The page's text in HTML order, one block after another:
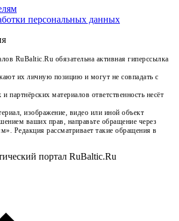
персональных данных
RuBaltic.Ru обязательна активная гиперссылка
их личную позицию и могут не совпадать с
партнёрских материалов ответственность несёт
изображение, видео или иной объект
ваших прав, направьте обращение через
Редакция рассматривает такие обращения в
портал RuBaltic.Ru